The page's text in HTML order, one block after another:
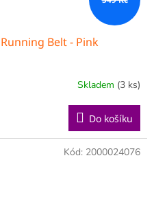
Belt - Pink
Skladem (3 ks)
Do košíku
Kód: 2000024076